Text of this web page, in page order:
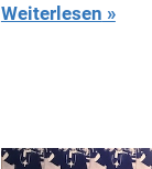
Weiterlesen